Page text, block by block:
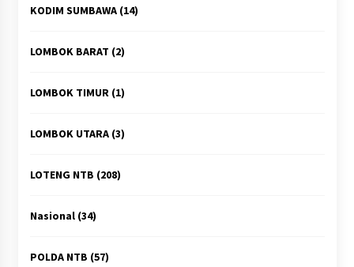
KODIM SUMBAWA(14)
LOMBOK BARAT (2)
LOMBOK TIMUR(1)
LOMBOK UTARA(3)
LOTENG NTB (208)
Nasional(34)
POLDA NTB (57)